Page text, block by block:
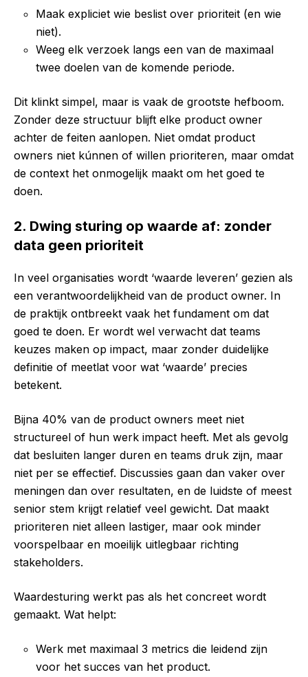
Maak expliciet wie beslist over prioriteit (en wie
niet).
Weeg elk verzoek langs een van de maximaal
twee doelen van de komende periode.
Dit klinkt simpel, maar is vaak de grootste hefboom.
Zonder deze structuur blijft elke product owner
achter de feiten aanlopen. Niet omdat product
owners niet kúnnen of willen prioriteren, maar omdat
de context het onmogelijk maakt om het goed te
doen.
2. Dwing sturing op waarde af: zonder
data geen prioriteit
In veel organisaties wordt ‘waarde leveren’ gezien als
een verantwoordelijkheid van de product owner. In
de praktijk ontbreekt vaak het fundament om dat
goed te doen. Er wordt wel verwacht dat teams
keuzes maken op impact, maar zonder duidelijke
definitie of meetlat voor wat ‘waarde’ precies
betekent.
Bijna 40% van de product owners meet niet
structureel of hun werk impact heeft. Met als gevolg
dat besluiten langer duren en teams druk zijn, maar
niet per se effectief. Discussies gaan dan vaker over
meningen dan over resultaten, en de luidste of meest
senior stem krijgt relatief veel gewicht. Dat maakt
prioriteren niet alleen lastiger, maar ook minder
voorspelbaar en moeilijk uitlegbaar richting
stakeholders.
Waardesturing werkt pas als het concreet wordt
gemaakt. Wat helpt:
Werk met maximaal 3 metrics die leidend zijn
voor het succes van het product.